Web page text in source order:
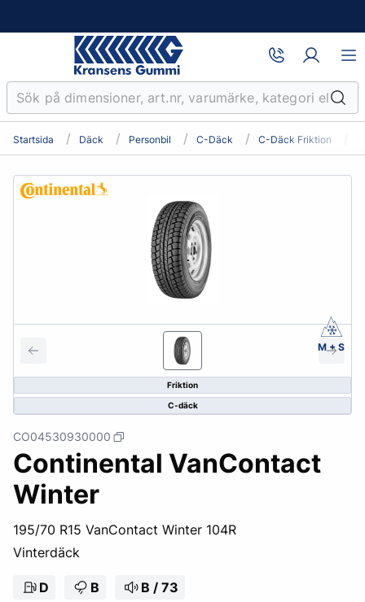
Startsida Däck Personbil C-Däck C-Däck Friktion
Friktion
C-däck
M + S
CO04530930000
Continental VanContact
Winter
195/70 R15 VanContact Winter 104R
Vinterdäck
D B B / 73